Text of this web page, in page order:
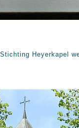
Heyerkapel